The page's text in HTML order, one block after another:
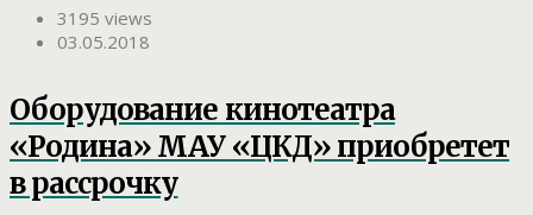
3195 views
03.05.2018
Оборудование кинотеатра
«Родина» МАУ «ЦКД» приобретет
в рассрочку